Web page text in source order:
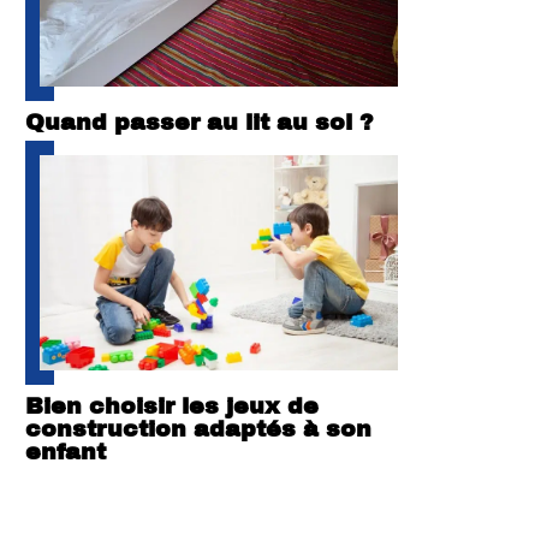
Quand passer au lit au sol ?
Bien choisir les jeux de
construction adaptés à son
enfant